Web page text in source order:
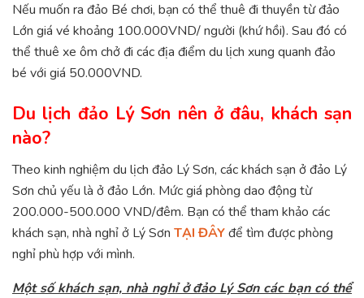
Nếu muốn ra đảo Bé chơi, bạn có thể thuê đi thuyền từ đảo
Lớn giá vé khoảng 100.000VND/ người (khứ hồi). Sau đó có
thể thuê xe ôm chở đi các địa điểm du lịch xung quanh đảo
bé với giá 50.000VND.
Du lịch đảo Lý Sơn nên ở đâu, khách sạn
nào?
Theo kinh nghiệm du lịch đảo Lý Sơn, các khách sạn ở đảo Lý
Sơn chủ yếu là ở đảo Lớn. Mức giá phòng dao động từ
200.000-500.000 VND/đêm. Bạn có thể tham khảo các
khách sạn, nhà nghỉ ở Lý Sơn TẠI ĐÂYđể tìm được phòng
nghỉ phù hợp với mình.
Một số khách sạn, nhà nghỉ ở đảo Lý Sơn các bạn có thể